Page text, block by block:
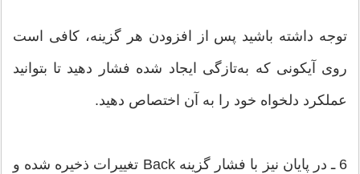
توجه داشته باشید پس از افزودن هر گزینه، کافی است
روی آیکونی که به‌تازگی ایجاد شده فشار دهید تا بتوانید
عملکرد دلخواه خود را به آن اختصاص دهید.
6 ـ در پایان نیز با فشار گزینه‌ Back تغییرات ذخیره شده و